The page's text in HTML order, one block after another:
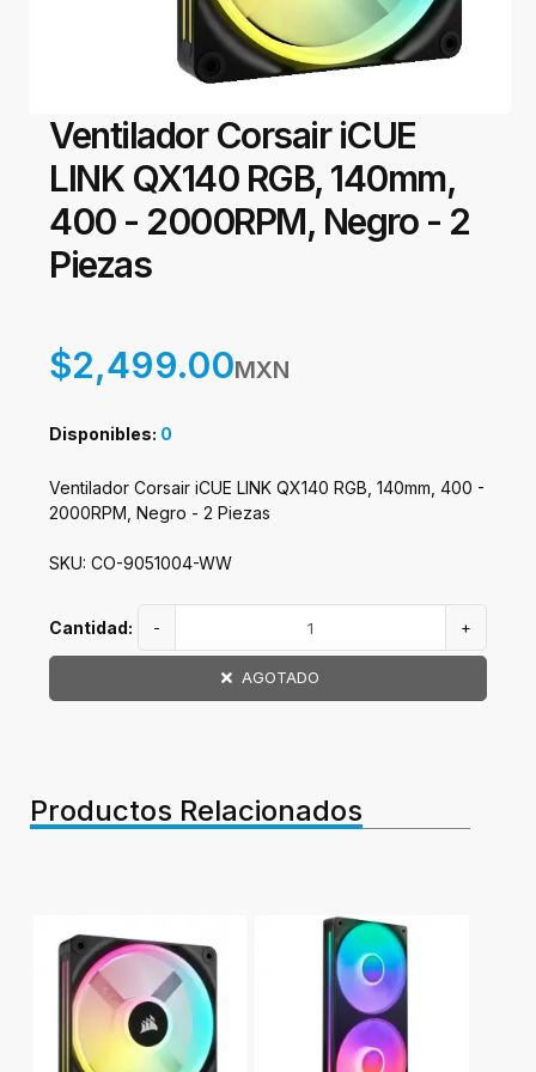
Ventilador Corsair iCUE
LINK QX140 RGB, 140mm,
400 - 2000RPM, Negro - 2
Piezas
$2,499.00MXN
Disponibles: 0
Ventilador Corsair iCUE LINK QX140 RGB, 140mm, 400 -
2000RPM, Negro - 2 Piezas
SKU: CO-9051004-WW
Cantidad: - +
AGOTADO
Productos Relacionados